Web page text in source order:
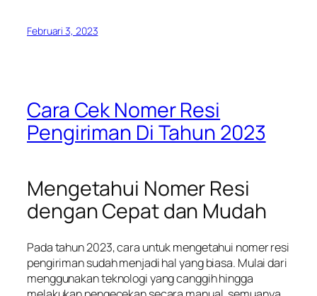
Februari 3, 2023
Cara Cek Nomer Resi
Pengiriman Di Tahun 2023
Mengetahui Nomer Resi
dengan Cepat dan Mudah
Pada tahun 2023, cara untuk mengetahui nomer resi
pengiriman sudah menjadi hal yang biasa. Mulai dari
menggunakan teknologi yang canggih hingga